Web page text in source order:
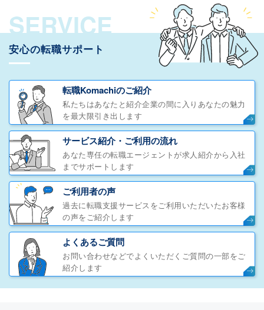
SERVICE
安心の転職サポート
転職Komachiのご紹介
私たちはあなたと紹介企業の間に入りあなたの魅力
を最大限引き出します
サービス紹介・ご利用の流れ
あなた専任の転職エージェントが求人紹介から入社
までサポートします
ご利用者の声
過去に転職支援サービスをご利用いただいたお客様
の声をご紹介します
よくあるご質問
お問い合わせなどでよくいただくご質問の一部をご
紹介します